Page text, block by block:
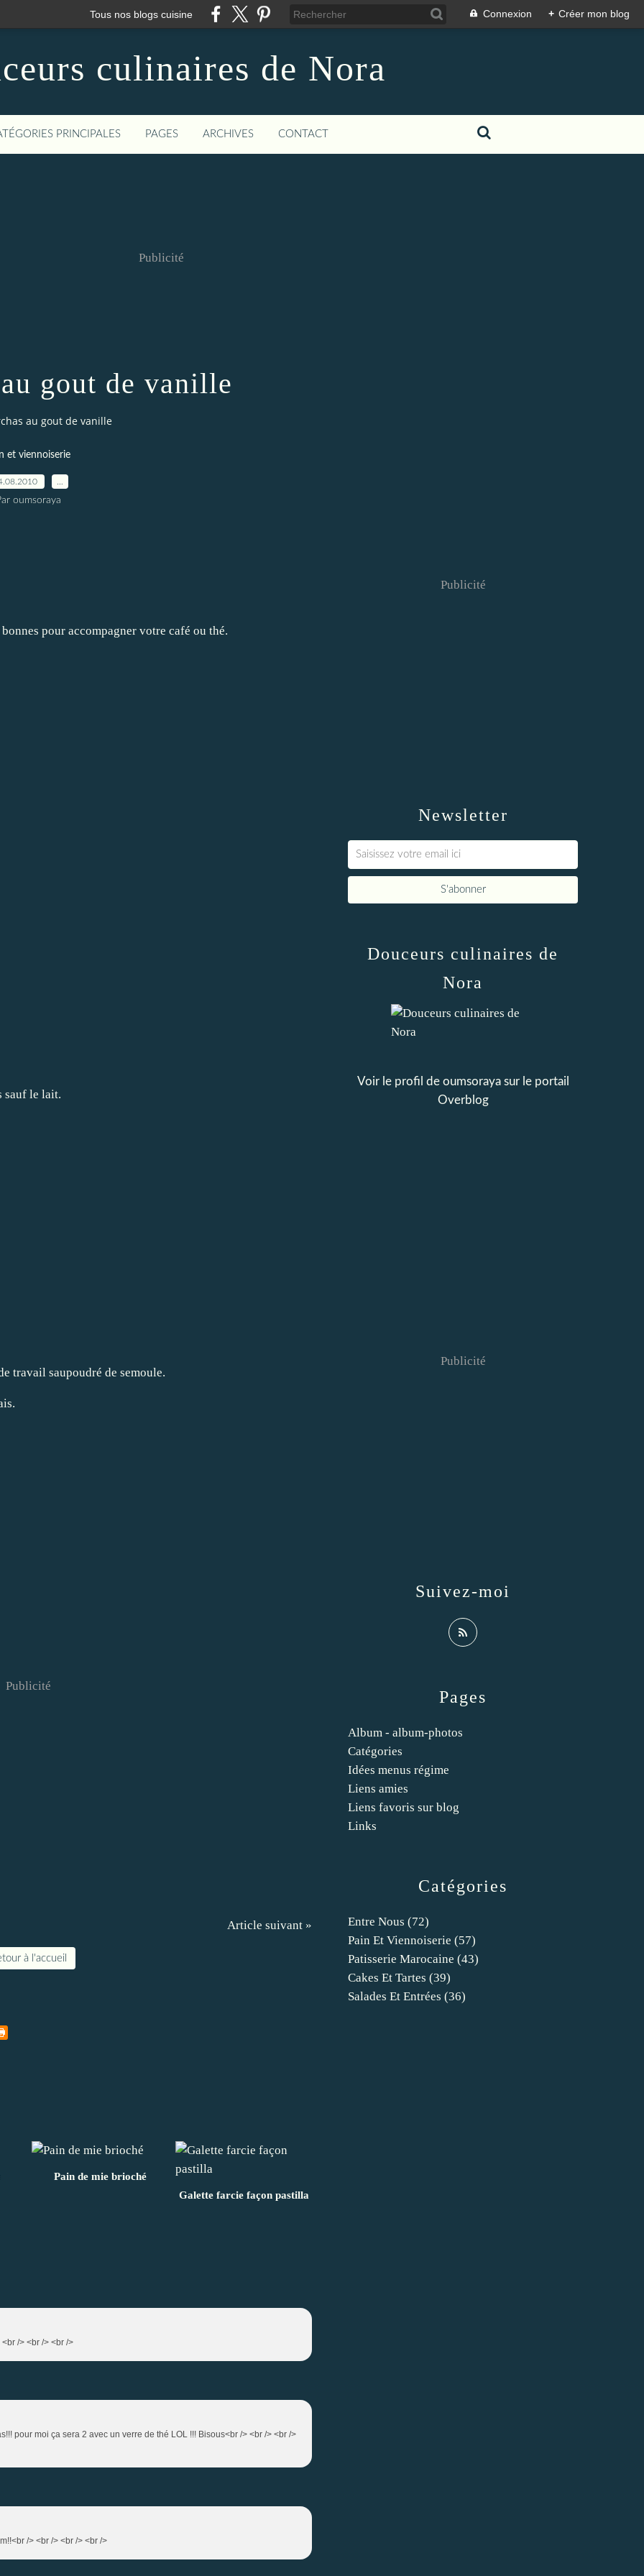
Tous nos blogs cuisine Connexion + Créer mon blog
culinaires de Nora
PRINCIPALES PAGES ARCHIVES CONTACT
Publicité
gout de vanille
au gout de vanille
et viennoiserie
oumsoraya
pour accompagner votre café ou thé.
sauf le lait.
travail saupoudré de semoule.
Publicité
Article suivant »
à l'accueil
Pain de mie brioché
Galette farcie façon pastilla
/> <br /> <br />
pour moi ça sera 2 avec un verre de thé LOL !!! Bisous<br /> <br /> <br />
/> <br /> <br /> <br />
Newsletter
Publicité
Catégories
Entre Nous (72)
Pain Et Viennoiserie (57)
Patisserie Marocaine (43)
Cakes Et Tartes (39)
Salades Et Entrées (36)
Pages
Album - album-photos
Catégories
Idées menus régime
Liens amies
Liens favoris sur blog
Links
Douceurs culinaires de
Nora
Voir le profil de oumsorayasur le portail
Overblog
Suivez-moi
Publicité